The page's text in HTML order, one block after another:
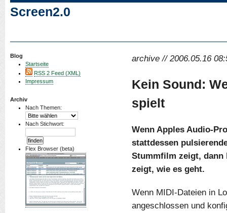
Screen2.0
Blog
Startseite
RSS 2 Feed (XML)
Impressum
Archiv
Nach Themen:
Nach Stichwort:
Flex Browser (beta)
archive // 2006.05.16
Kein Sound:
spielt
Wenn Apples Audio-
stattdessen
Stummfilm zeigt, dann
zeigt, wie es geht.
Wenn MIDI-Dateien in
angeschlossen und